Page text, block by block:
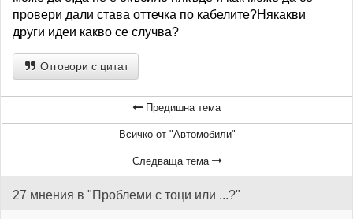
провери дали става оттечка по кабелите?Някакви
други идеи какво се случва?
Отговори с цитат
Предишна тема
Всичко от "Автомобили"
Следваща тема
27 мнения в "Проблеми с тоци или ...?"